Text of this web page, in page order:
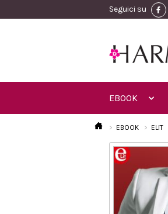
Seguici su
EBOOK
EBOOK ELIT